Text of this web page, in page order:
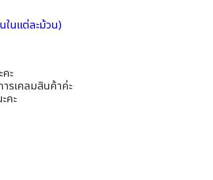
ในแต่ละม้วน)
ะ
รเคลมสินค้าค่ะ
คะ